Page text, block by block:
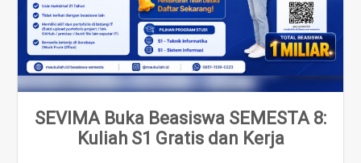
SEVIMA Buka Beasiswa SEMESTA 8:
Kuliah S1 Gratis dan Kerja